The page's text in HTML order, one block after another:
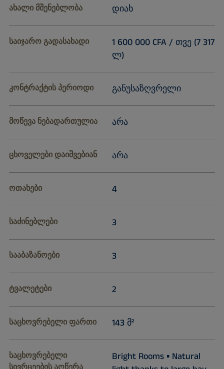
ახალი მშენებლობა დიახ
საიჯარო გადასახადი
1 600 000 CFA / თვე (7 317
ლ)
კონტრაქტის პერიოდი განუსაზღვრელი
მოწევა ნებადართულია არა
ცხოველები დაიშვებიან არა
ოთახები 4
საძინებლები 3
სააბაზანოები 3
ტვალეტები 2
საცხოვრებელი ფართი 143 მ²
საცხოვრებელი
Bright Rooms ▪ Natural